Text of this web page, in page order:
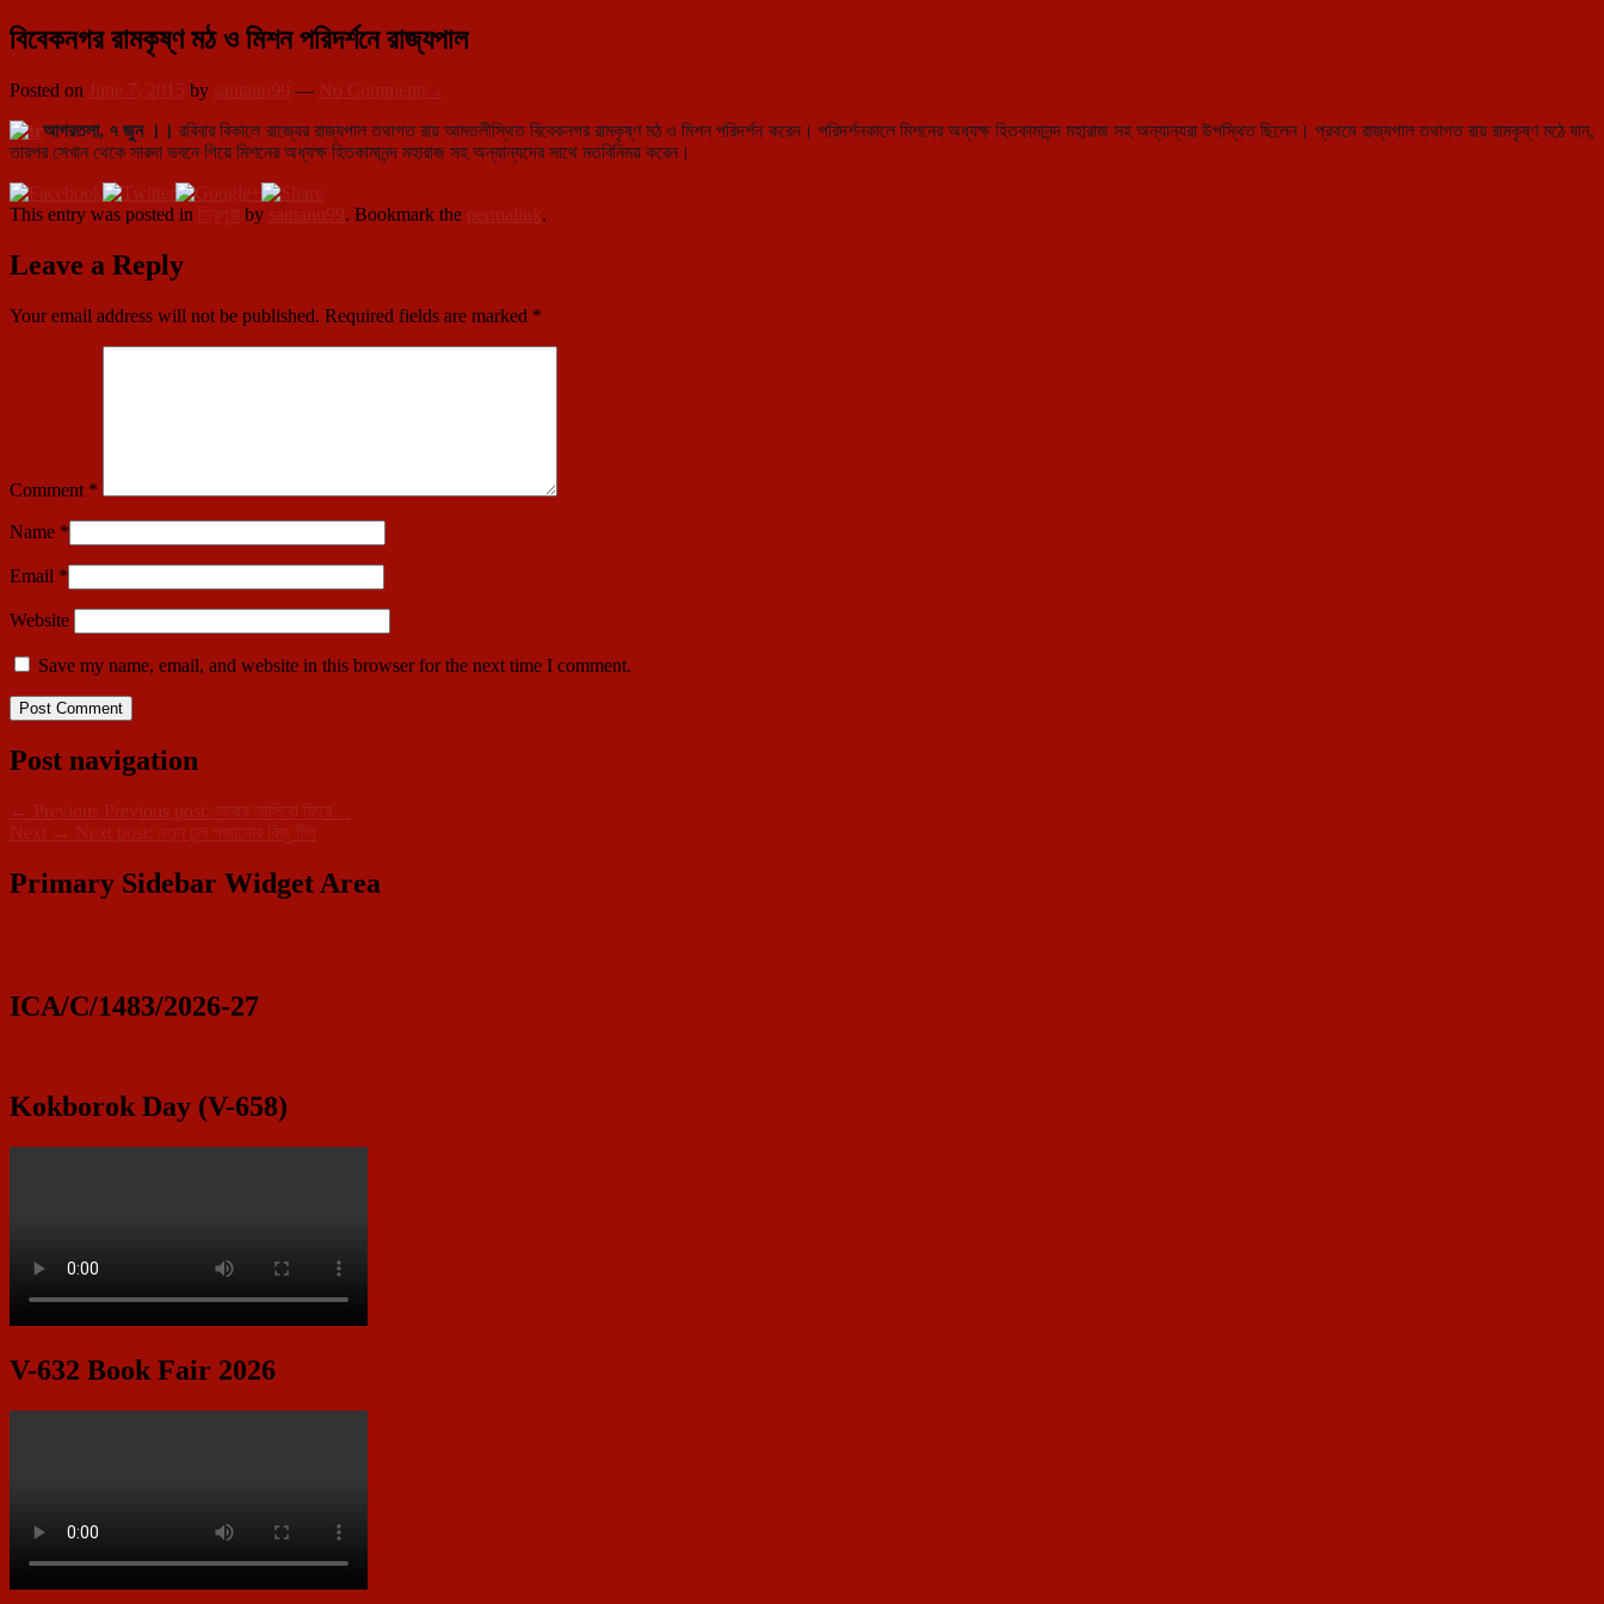
বিবেকনগর রামকৃষ্ণ মঠ ও মিশন পরিদর্শনে রাজ্যপাল
Posted on June 7, 2015 by santanu99 — No Comments ↓
আগরতলা, ৭ জুন ।। রবিবার বিকালে রাজ্যের রাজ্যপাল তথাগত রায় আমতলীস্থিত বিবেকনগর রামকৃষ্ণ মঠ ও মিশন পরিদর্শন করেন। পরিদর্শনকালে মিশনের অধ্যক্ষ হিতকামানন্দ মহারাজ সহ অন্যান্যরা উপস্থিত ছিলেন। প্রথমে রাজ্যপাল তথাগত রায় রামকৃষ্ণ মঠে যান,
তারপর সেখান থেকে সারদা ভবনে গিয়ে মিশনের অধ্যক্ষ হিতকামানন্দ মহারাজ সহ অন্যান্যদের সাথে মতবিনিময় করেন।
This entry was posted in ত্রিপুরা by santanu99. Bookmark the permalink.
Leave a Reply
Your email address will not be published. Required fields are marked *
Comment *
Name *
Email *
Website
Save my name, email, and website in this browser for the next time I comment.
Post navigation
← Previous Previous post:
আবার আসিবো ফিরে…
Next → Next post: নতুন চুল গজানোর কিছু টিপ
Primary Sidebar Widget Area
ICA/C/1483/2026-27
Kokborok Day (V-658)
V-632 Book Fair 2026